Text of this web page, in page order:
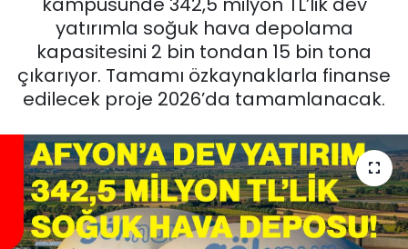
yatırımla soğuk hava depolama
kapasitesini 2 bin tondan 15 bin tona
çıkarıyor. Tamamı özkaynaklarla finanse
edilecek proje 2026’da tamamlanacak.
EĞİTİM
MAGAZİN
SPOR
11:11 MANŞET
Son Dakika Haberleri
Haber Arşivi